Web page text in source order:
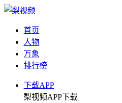
首页
人物
万象
排行榜
下载APP
梨视频APP下载